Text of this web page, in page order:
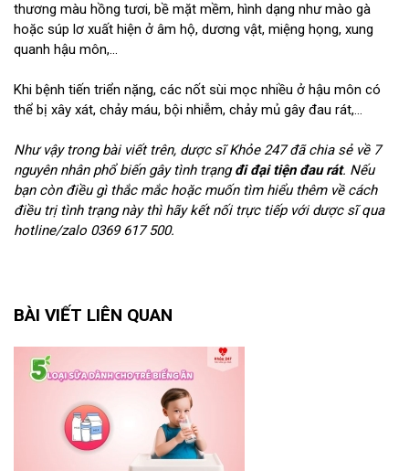
thương màu hồng tươi, bề mặt mềm, hình dạng như mào gà
hoặc súp lơ xuất hiện ở âm hộ, dương vật, miệng họng, xung
quanh hậu môn,...
Khi bệnh tiến triển nặng, các nốt sùi mọc nhiều ở hậu môn có
thể bị xây xát, chảy máu, bội nhiễm, chảy mủ gây đau rát,...
Như vậy trong bài viết trên, dược sĩ Khỏe 247 đã chia sẻ về 7
nguyên nhân phổ biến gây tình trạngđi đại tiện đau rát. Nếu
bạn còn điều gì thắc mắc hoặc muốn tìm hiểu thêm về cách
điều trị tình trạng này thì hãy kết nối trực tiếp với dược sĩ qua
hotline/zalo 0369 617 500.
BÀI VIẾT LIÊN QUAN